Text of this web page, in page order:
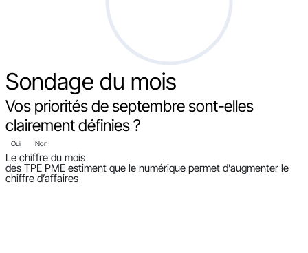
Sondage du mois
Vos priorités de septembre sont-elles
clairement définies ?
Oui Non
Le chiffre du mois
des TPE PME estiment que le numérique permet d’augmenter le
chiffre d’affaires